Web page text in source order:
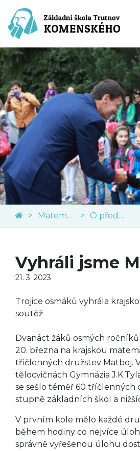
Matematika O předmětu
Vyhráli jsme
21. 3. 2023
Trojice osmáků vyhrála
soutěž
Dvanáct žáků osmých
20. března na krajskou
tříčlenných družstev Matboj.
tělocvičnách Gymnázia
se sešlo téměř 60 tříčlenných
stupně základních škol a
V prvním kole mělo každé
během hodiny co nejvíce
správně vyřešenou úlohu